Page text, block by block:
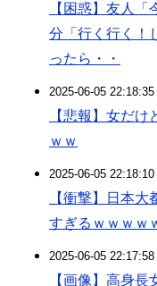
【困惑】友人
分「行く行く！
ったら・・
2025-06-05
【悲報】女だ
ｗｗ
2025-06-05
【衝撃】日本
すぎるｗｗｗｗ
2025-06-05
【画像】高身